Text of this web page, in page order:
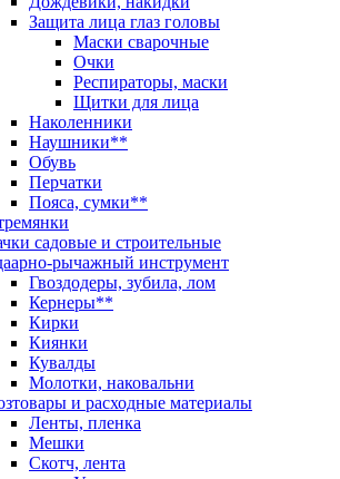
Защита лица глаз головы
Маски сварочные
Очки
Респираторы, маски
Щитки для лица
Наколенники
Наушники**
Обувь
Перчатки
Пояса, сумки**
садовые и строительные
рычажный инструмент
Гвоздодеры, зубила, лом
Кернеры**
Кирки
Киянки
Кувалды
Молотки, наковальни
и расходные материалы
Ленты, пленка
Мешки
Скотч, лента